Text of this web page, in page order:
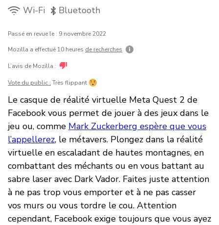
Wi-Fi
Bluetooth
Passé en revue le : 9 novembre 2022
Mozilla a effectué 10 heures de recherches
L’avis de Mozilla :
Vote du public : Très flippant
Le casque de réalité virtuelle Meta Quest 2 de
Facebook vous permet de jouer à des jeux dans le
jeu ou, comme Mark Zuckerberg espère que vous
l’appellerez, le métavers. Plongez dans la réalité
virtuelle en escaladant de hautes montagnes, en
combattant des méchants ou en vous battant au
sabre laser avec Dark Vador. Faites juste attention
à ne pas trop vous emporter et à ne pas casser
vos murs ou vous tordre le cou. Attention
cependant, Facebook exige toujours que vous ayez